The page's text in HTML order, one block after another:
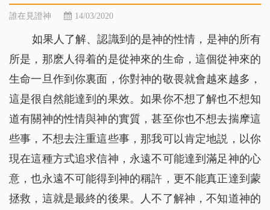
誰在見證神 14/03/2020
如果人了解、認識到的是神的性情，是神的所有
所是，那麽人得着的是從神來的生命，這個從神來的
生命一旦作到你裏面，你對神的敬畏就會越來越多，
這是很自然能達到的果效。如果你不想了解也不想知
道有關神的性情與神的實質，甚至你也不想去揣摩這
些事，不想去注重這些事，那我可以肯定地説，以你
現在這種方式追求信神，永遠不可能達到滿足神的心
意，也永遠不可能得到神的稱許，更不能真正達到蒙
拯救，這就是最終的後果。人不了解神，不知道神的